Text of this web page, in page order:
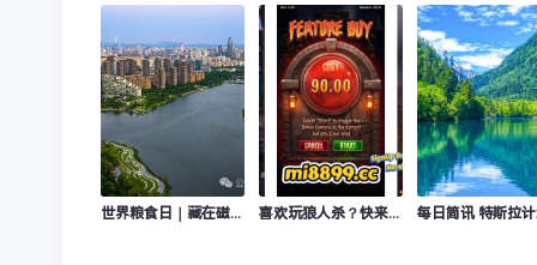
世界粮食日｜藏在磁场里的丰收密码 喜欢玩狼人杀？快来体验MidoriOnline热门PG游戏《WerewolfsHunt》，感受全新刺激！